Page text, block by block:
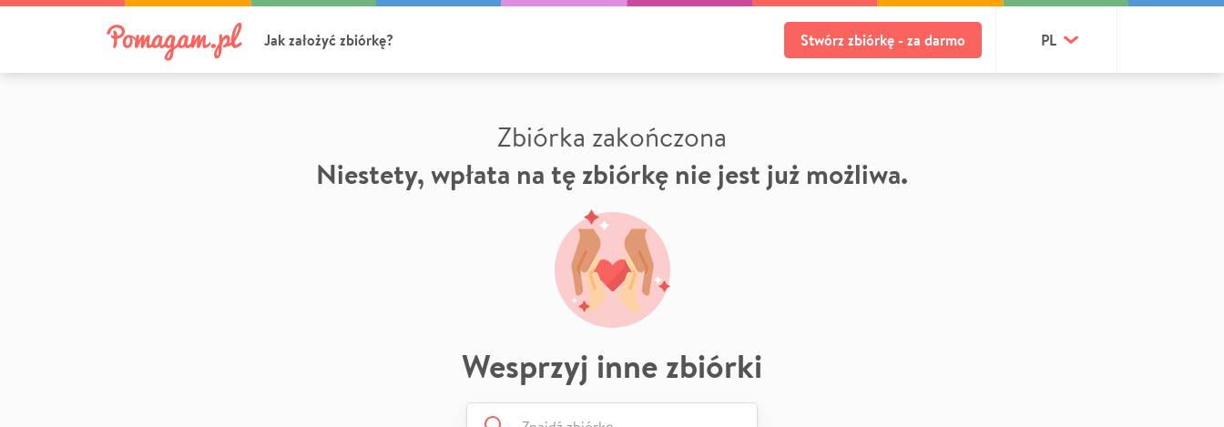
Jak założyć zbiórkę? Stwórz zbiórkę - za darmo PL
Zbiórka zakończona
Niestety, wpłata na tę zbiórkę nie jest już możliwa.
Wesprzyj inne zbiórki